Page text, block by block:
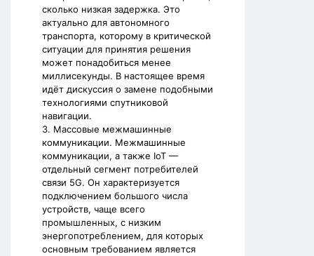
сколько низкая задержка. Это
актуально для автономного
транспорта, которому в критической
ситуации для принятия решения
может понадобиться менее
миллисекунды. В настоящее время
идёт дискуссия о замене подобными
технологиями спутниковой
навигации.
3. Массовые межмашинные
коммуникации. Межмашинные
коммуникации, а также IoT —
отдельный сегмент потребителей
связи 5G. Он характеризуется
подключением большого числа
устройств, чаще всего
промышленных, с низким
энергопотреблением, для которых
основным требованием является